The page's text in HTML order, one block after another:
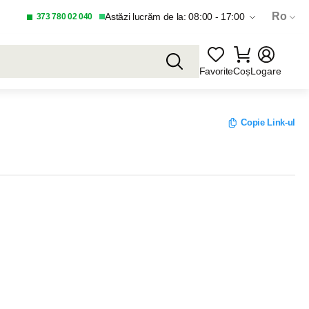
373 780 02 040 Astăzi lucrăm de la: 08:00 - 17:00 Ro
FavoriteCoșLogare
Copie Link-ul